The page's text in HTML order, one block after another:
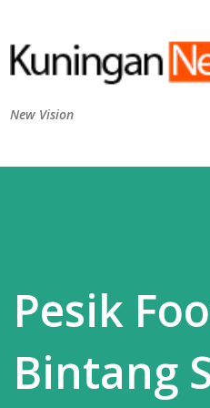
New Vision
Pesik
Bintang